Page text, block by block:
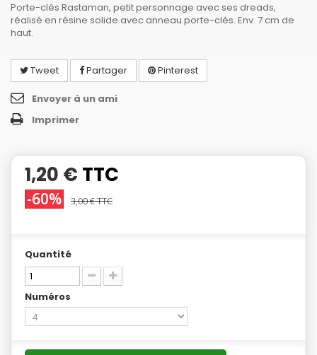
Porte-clés Rastaman, petit personnage avec ses dreads,
réalisé en résine solide avec anneau porte-clés. Env. 7 cm de
haut.
Tweet Partager Pinterest
Envoyer à un ami
Imprimer
1,20 € TTC
-60% 3,00 €TTC
Quantité
Numéros